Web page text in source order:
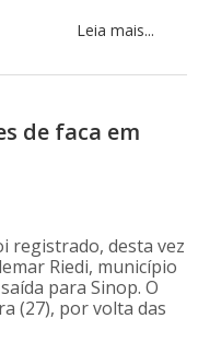
Leia mais...
de faca em
registrado, desta vez
Riedi, município
para Sinop. O
(27), por volta das